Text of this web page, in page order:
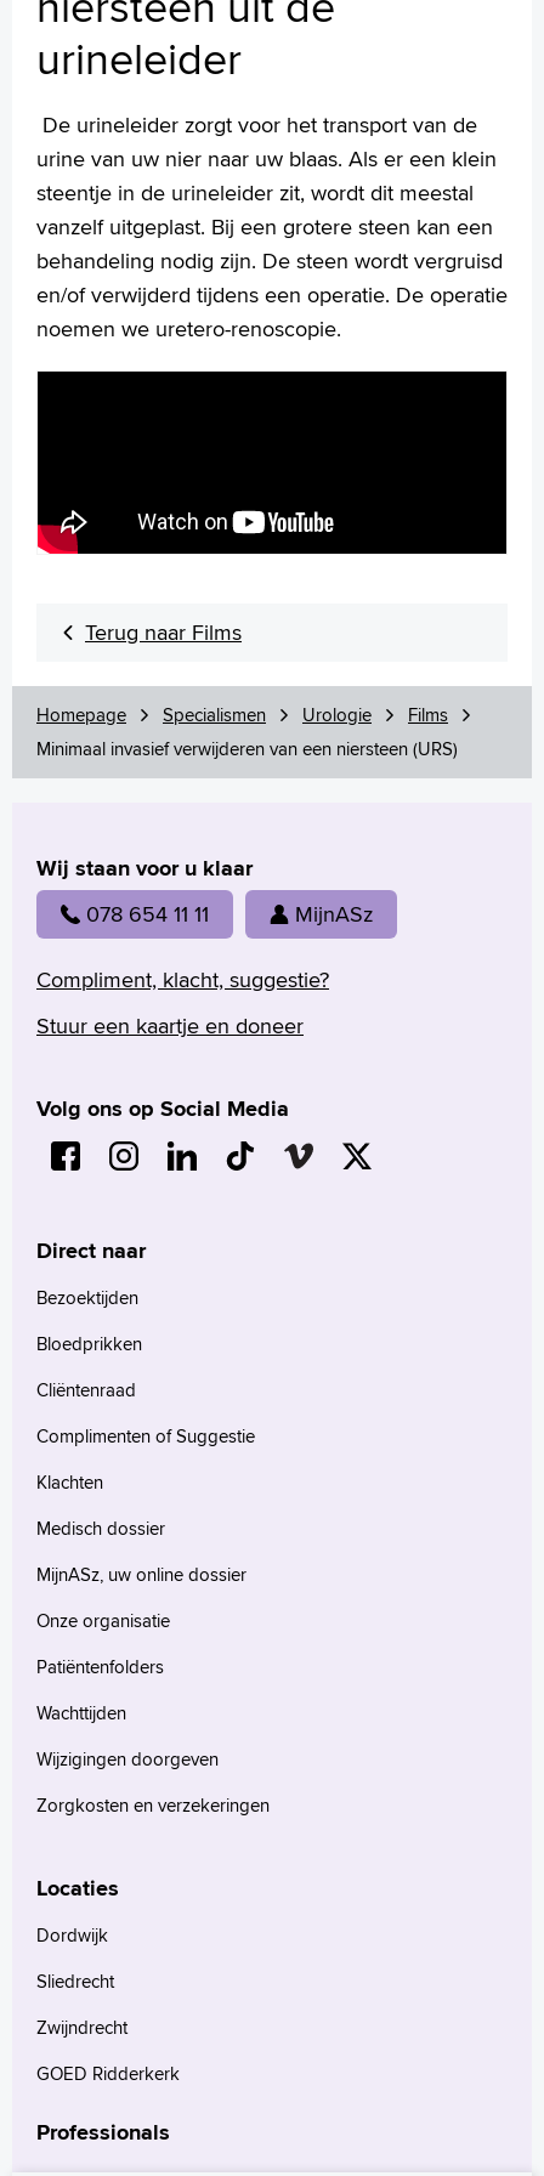
Verwijderen van de blaas en het aanleggen van een stoma
Verwijderen van de blaas en het aanleggen van nieuwe
Operatie van niet ingedaalde zaadballen
Verwijderen van de prostaat via robotchirurgie
Uw dossier inzien?
Wachttijden
Folders
Handige links
Medewerkers
Verwijzers
Voorleesfunctie
Language
Français
Türkçe
Arabisch
urineleider
De urineleider zorgt voor het transport van de
urine van uw nier naar uw blaas. Als er een klein
steentje in de urineleider zit, wordt dit meestal
vanzelf uitgeplast. Bij een grotere steen kan een
behandeling nodig zijn. De steen wordt vergruisd
en/of verwijderd tijdens een operatie. De operatie
noemen we uretero-renoscopie.
Terug naar Films
Homepage Specialismen Urologie
Films
Minimaal invasief verwijderen van een niersteen (URS)
Wij staan voor u klaar
078 654 11 11 MijnASz
Compliment, klacht, suggestie?
Stuur een kaartje en doneer
Volg ons op Social Media
Direct naar
Bezoektijden
Bloedprikken
Cliëntenraad
Complimenten of Suggestie
Klachten
Medisch dossier
MijnASz, uw online dossier
Onze organisatie
Patiëntenfolders
Wachttijden
Wijzigingen doorgeven
Zorgkosten en verzekeringen
Locaties
Dordwijk
Sliedrecht
Zwijndrecht
GOED Ridderkerk
Professionals